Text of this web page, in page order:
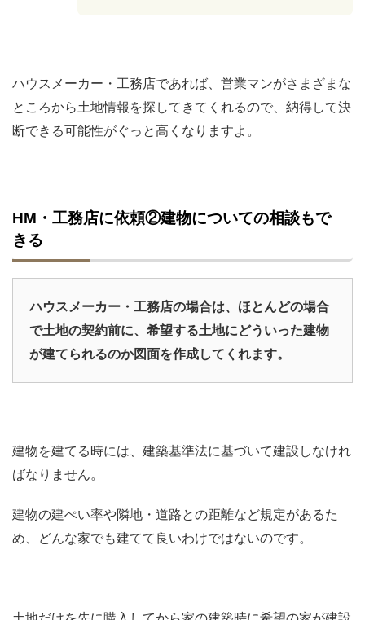
ハウスメーカー・工務店であれば、営業マンがさまざまな
ところから土地情報を探してきてくれるので、納得して決
断できる可能性がぐっと高くなりますよ。
HM・工務店に依頼②建物についての相談もで
きる
ハウスメーカー・工務店の場合は、ほとんどの場合
で土地の契約前に、希望する土地にどういった建物
が建てられるのか図面を作成してくれます。
建物を建てる時には、建築基準法に基づいて建設しなけれ
ばなりません。
建物の建ぺい率や隣地・道路との距離など規定があるた
め、どんな家でも建てて良いわけではないのです。